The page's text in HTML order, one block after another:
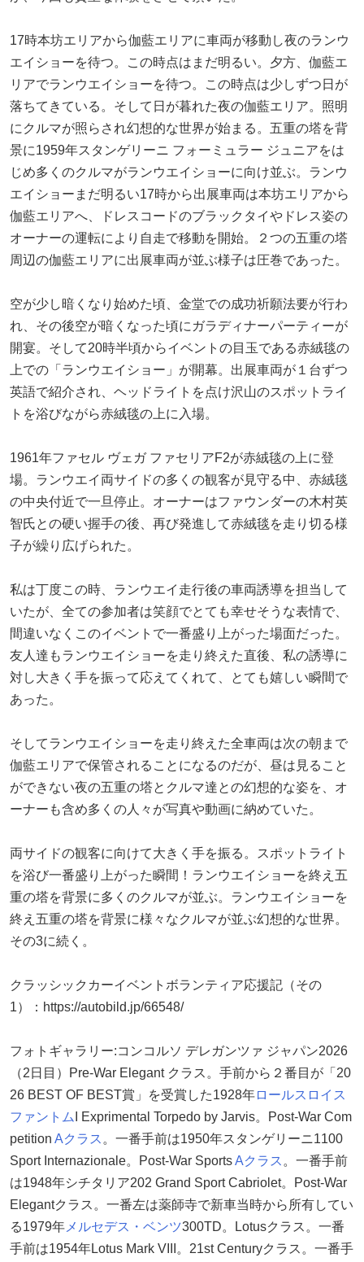
17時本坊エリアから伽藍エリアに車両が移動し夜のランウ
エイショーを待つ。この時点はまだ明るい。夕方、伽藍エ
リアでランウエイショーを待つ。この時点は少しずつ日が
落ちてきている。そして日が暮れた夜の伽藍エリア。照明
にクルマが照らされ幻想的な世界が始まる。五重の塔を背
景に1959年スタンゲリーニ フォーミュラー ジュニアをは
じめ多くのクルマがランウエイショーに向け並ぶ。ランウ
エイショーまだ明るい17時から出展車両は本坊エリアから
伽藍エリアへ、ドレスコードのブラックタイやドレス姿の
オーナーの運転により自走で移動を開始。２つの五重の塔
周辺の伽藍エリアに出展車両が並ぶ様子は圧巻であった。
空が少し暗くなり始めた頃、金堂での成功祈願法要が行わ
れ、その後空が暗くなった頃にガラディナーパーティーが
開宴。そして20時半頃からイベントの目玉である赤絨毯の
上での「ランウエイショー」が開幕。出展車両が１台ずつ
英語で紹介され、ヘッドライトを点け沢山のスポットライ
トを浴びながら赤絨毯の上に入場。
1961年ファセル ヴェガ ファセリアF2が赤絨毯の上に登
場。ランウエイ両サイドの多くの観客が見守る中、赤絨毯
の中央付近で一旦停止。オーナーはファウンダーの木村英
智氏との硬い握手の後、再び発進して赤絨毯を走り切る様
子が繰り広げられた。
私は丁度この時、ランウエイ走行後の車両誘導を担当して
いたが、全ての参加者は笑顔でとても幸せそうな表情で、
間違いなくこのイベントで一番盛り上がった場面だった。
友人達もランウエイショーを走り終えた直後、私の誘導に
対し大きく手を振って応えてくれて、とても嬉しい瞬間で
あった。
そしてランウエイショーを走り終えた全車両は次の朝まで
伽藍エリアで保管されることになるのだが、昼は見ること
ができない夜の五重の塔とクルマ達との幻想的な姿を、オ
ーナーも含め多くの人々が写真や動画に納めていた。
両サイドの観客に向けて大きく手を振る。スポットライト
を浴び一番盛り上がった瞬間！ランウエイショーを終え五
重の塔を背景に多くのクルマが並ぶ。ランウエイショーを
終え五重の塔を背景に様々なクルマが並ぶ幻想的な世界。
その3に続く。
クラッシックカーイベントボランティア応援記（その
1）：https://autobild.jp/66548/
フォトギャラリー:コンコルソ デレガンツァ ジャパン2026
（2日目）Pre-War Elegant クラス。手前から２番目が「20
26 BEST OF BEST賞」を受賞した1928年ロールスロイス
ファントム
I Exprimental Torpedo by Jarvis。Post-War Com
petition Aクラス 。一番手前は1950年スタンゲリーニ1100
Sport Internazionale。Post-War SportsAクラス 。一番手前
は1948年シチタリア202 Grand Sport Cabriolet。Post-War
Elegantクラス。一番左は薬師寺で新車当時から所有してい
る1979年 メルセデス・ベンツ300TD。Lotusクラス。一番
手前は1954年Lotus Mark VIII。21st Centuryクラス。一番手